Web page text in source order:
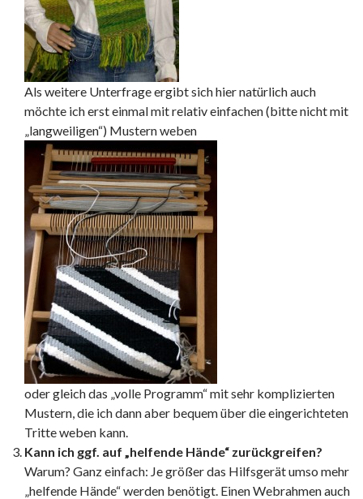
Als weitere Unterfrage ergibt sich hier natürlich auch
möchte ich erst einmal mit relativ einfachen (bitte nicht mit
„langweiligen“) Mustern weben
oder gleich das „volle Programm“ mit sehr komplizierten
Mustern, die ich dann aber bequem über die eingerichteten
Tritte weben kann.
Kann ich ggf. auf „helfende Hände“ zurückgreifen?
Warum? Ganz einfach: Je größer das Hilfsgerät umso mehr
„helfende Hände“ werden benötigt. Einen Webrahmen auch